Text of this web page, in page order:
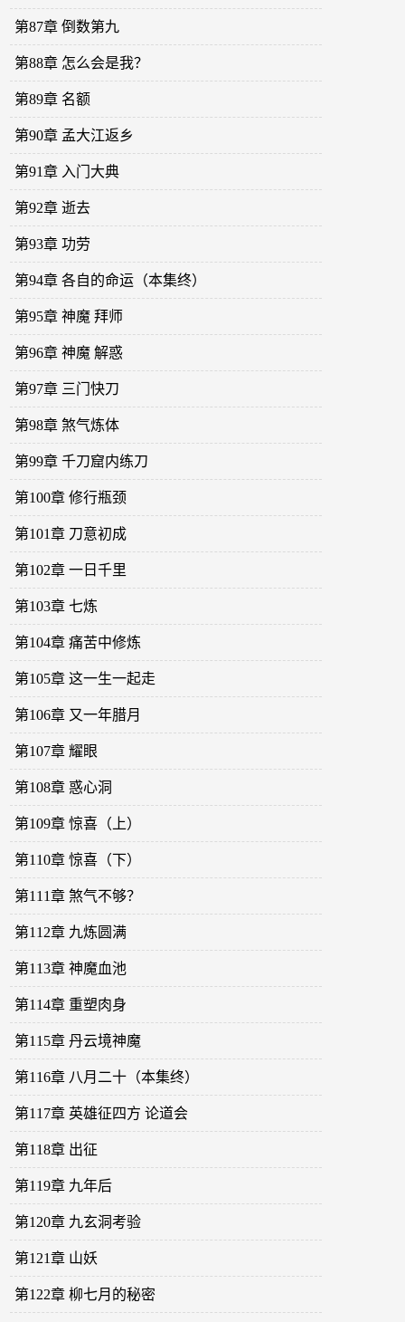
第87章 倒数第九
第88章 怎么会是我？
第89章 名额
第90章 孟大江返乡
第91章 入门大典
第92章 逝去
第93章 功劳
第94章 各自的命运（本集终）
第95章 神魔 拜师
第96章 神魔 解惑
第97章 三门快刀
第98章 煞气炼体
第99章 千刀窟内练刀
第100章 修行瓶颈
第101章 刀意初成
第102章 一日千里
第103章 七炼
第104章 痛苦中修炼
第105章 这一生一起走
第106章 又一年腊月
第107章 耀眼
第108章 惑心洞
第109章 惊喜（上）
第110章 惊喜（下）
第111章 煞气不够？
第112章 九炼圆满
第113章 神魔血池
第114章 重塑肉身
第115章 丹云境神魔
第116章 八月二十（本集终）
第117章 英雄征四方 论道会
第118章 出征
第119章 九年后
第120章 九玄洞考验
第121章 山妖
第122章 柳七月的秘密